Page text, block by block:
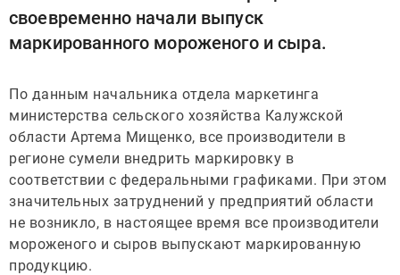
своевременно начали выпуск
маркированного мороженого и сыра.
По данным начальника отдела маркетинга
министерства сельского хозяйства Калужской
области Артема Мищенко, все производители в
регионе сумели внедрить маркировку в
соответствии с федеральными графиками. При этом
значительных затруднений у предприятий области
не возникло, в настоящее время все производители
мороженого и сыров выпускают маркированную
продукцию.